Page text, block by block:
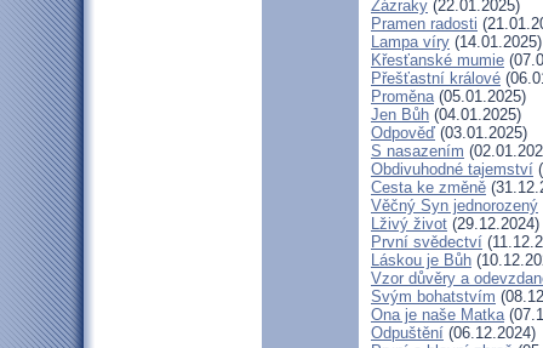
Zázraky (22.01.2025)
Pramen radosti
Lampa víry (14.01.2025)
Křesťanské mumie
Přešťastní králové
Proměna(05.01.2025)
Jen Bůh (04.01.2025)
Odpověď (03.01.2025)
S nasazením
Obdivuhodné tajemství
Cesta ke změně
Věčný Syn jednorozený
Lživý život (29.12.2024)
První svědectví
Láskou je Bůh
Vzor důvěry a
Svým bohatstvím
Ona je naše Matka
Odpuštění (06.12.2024)